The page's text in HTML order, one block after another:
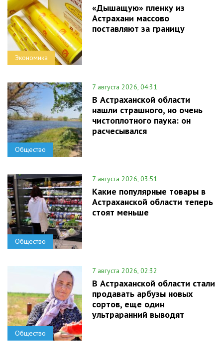
Экономика
«Дышащую» пленку из
Астрахани массово
поставляют за границу
Общество
7 августа 2026, 04:31
В Астраханской области
нашли страшного, но очень
чистоплотного паука: он
расчесывался
Общество
7 августа 2026, 03:51
Какие популярные товары в
Астраханской области теперь
стоят меньше
Общество
7 августа 2026, 02:32
В Астраханской области стали
продавать арбузы новых
сортов, еще один
ультраранний выводят